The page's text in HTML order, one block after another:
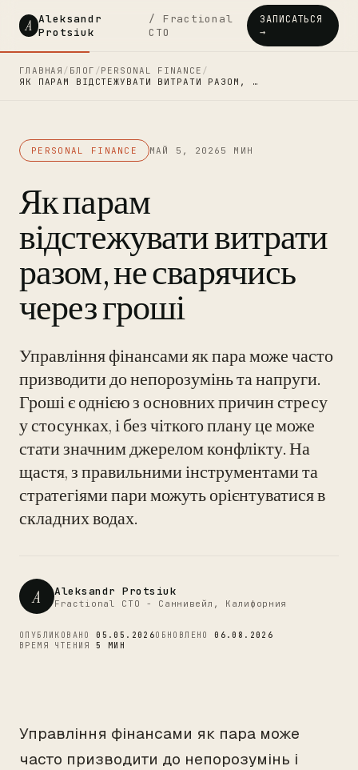
A Aleksandr
Protsiuk
/ Fractional
CTO
ЗАПИСАТЬСЯ
→
ГЛАВНАЯ / БЛОГ /PERSONAL FINANCE /
ЯК ПАРАМ ВІДСТЕЖУВАТИ ВИТРАТИ РАЗОМ, …
PERSONAL FINANCE МАЙ 5, 2026 5 МИН
Як парам
відстежувати витрати
разом, не сварячись
через гроші
Управління фінансами як пара може часто
призводити до непорозумінь та напруги.
Гроші є однією з основних причин стресу
у стосунках, і без чіткого плану це може
стати значним джерелом конфлікту. На
щастя, з правильними інструментами та
стратегіями пари можуть орієнтуватися в
складних водах.
A Aleksandr Protsiuk
Fractional CTO - Саннивейл, Калифорния
ОПУБЛИКОВАНО05.05.2026ОБНОВЛЕНО06.08.2026
ВРЕМЯ ЧТЕНИЯ5 МИН
Управління фінансами як пара може
часто призводити до непорозумінь і